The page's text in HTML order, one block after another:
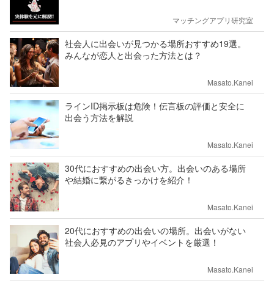
マッチングアプリ研究室
社会人に出会いが見つかる場所おすすめ19選。
みんなが恋人と出会った方法とは？
Masato.Kanei
ラインID掲示板は危険！伝言板の評価と安全に
出会う方法を解説
Masato.Kanei
30代におすすめの出会い方。出会いのある場所
や結婚に繋がるきっかけを紹介！
Masato.Kanei
20代におすすめの出会いの場所。出会いがない
社会人必見のアプリやイベントを厳選！
Masato.Kanei